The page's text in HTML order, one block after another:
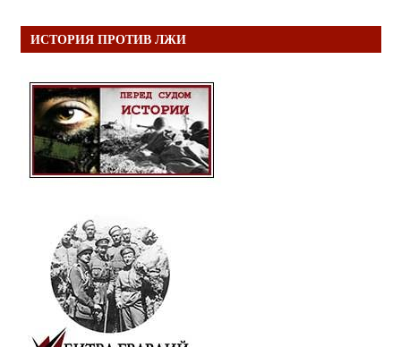
ИСТОРИЯ ПРОТИВ ЛЖИ